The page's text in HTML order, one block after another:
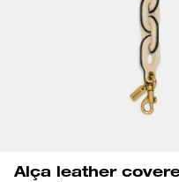
Alça leather